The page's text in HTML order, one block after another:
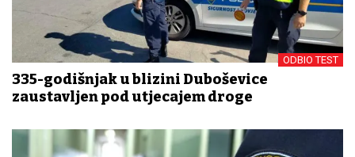
ODBIO TEST
335-godišnjak u blizini Duboševice
zaustavljen pod utjecajem droge